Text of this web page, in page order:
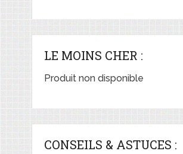
LE MOINS CHER :
Produit non disponible
CONSEILS & ASTUCES :